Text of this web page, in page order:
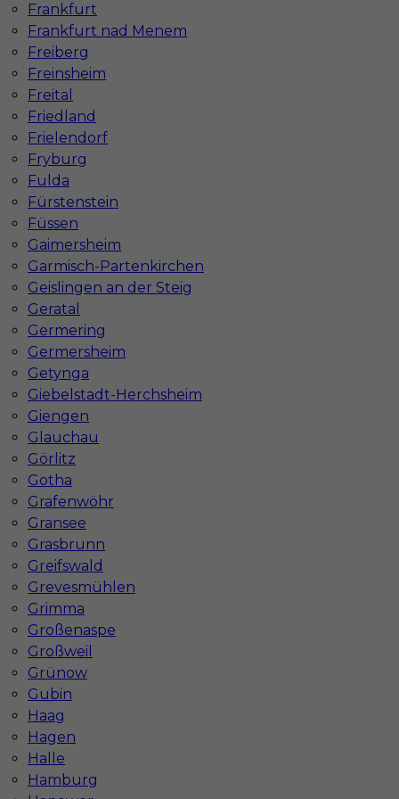
Frankfurt
Frankfurt nad Menem
Freiberg
Freinsheim
Freital
Friedland
Frielendorf
Fryburg
Fulda
Fürstenstein
Füssen
Gaimersheim
Garmisch-Partenkirchen
Geislingen an der Steig
Geratal
Germering
Germersheim
Getynga
Giebelstadt-Herchsheim
Giengen
Glauchau
Görlitz
Gotha
Grafenwöhr
Gransee
Grasbrunn
Greifswald
Grevesmühlen
Grimma
Großenaspe
Großweil
Grünow
Gubin
Haag
Hagen
Halle
Hamburg
Najpopularniejsze miejscowości w Niemczech
Praca Augsburg
Praca Hamburg
Praca Berlin
Praca Hannover
Praca Dortmund
Praca Magdeburg
InServ © 2014 – 2026 | Wszelkie prawa zastrzeżone
Witryna korzysta z ciasteczek
Ta witryna używa ciasteczek (cookies) do
personalizacji treści i reklam, oferowania funkcji
społecznościowych oraz analizy naszego ruchu